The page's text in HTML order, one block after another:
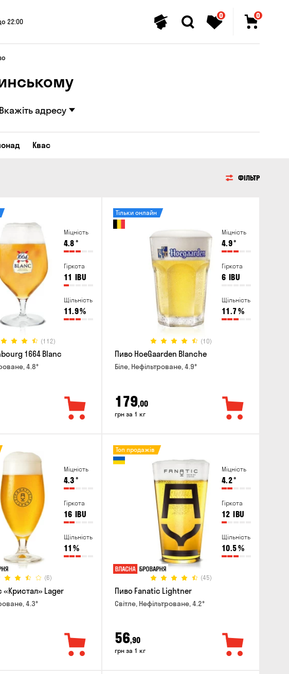
22:00
0 0
Вкажіть адресу
Квас
ФІЛЬТР
Міцність
4.8°
Гіркота
11 IBU
Щільність
11.9%
(112)
1664 Blanc
4.8°
Міцність
4.9°
Гіркота
6 IBU
Щільність
11.7%
(10)
Тільки онлайн
Пиво HoeGaarden Blanche
Біле, Нефільтроване, 4.9°
179,00
грн за 1 кг
Міцність
4.3°
Гіркота
16 IBU
Щільність
11 %
(6)
«Кристал» Lager
4.3°
Міцність
4.2°
Гіркота
12 IBU
Щільність
10.5%
(45)
Топ продажів
Пиво Fanatic Lightner
Світле, Нефільтроване, 4.2°
56,90
грн за 1 кг